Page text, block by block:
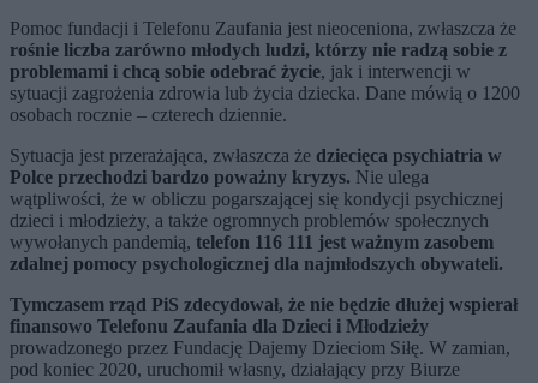
Pomoc fundacji i Telefonu Zaufania jest nieoceniona, zwłaszcza że
rośnie liczba zarówno młodych ludzi, którzy nie radzą sobie z
problemami i chcą sobie odebrać życie, jak i interwencji w
sytuacji zagrożenia zdrowia lub życia dziecka. Dane mówią o 1200
osobach rocznie – czterech dziennie.
Sytuacja jest przerażająca, zwłaszcza że dziecięca psychiatria w
Polce przechodzi bardzo poważny kryzys. Nie ulega
wątpliwości, że w obliczu pogarszającej się kondycji psychicznej
dzieci i młodzieży, a także ogromnych problemów społecznych
wywołanych pandemią, telefon 116 111 jest ważnym zasobem
zdalnej pomocy psychologicznej dla najmłodszych obywateli.
Tymczasem rząd PiS zdecydował, że nie będzie dłużej wspierał
finansowo Telefonu Zaufania dla Dzieci i Młodzieży
prowadzonego przez Fundację Dajemy Dzieciom Siłę. W zamian,
pod koniec 2020, uruchomił własny, działający przy Biurze